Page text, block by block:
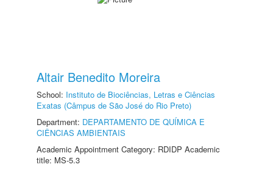
Altair Benedito Moreira
School: Instituto de Biociências, Letras e Ciências
Exatas (Câmpus de São José do Rio Preto)
Department: DEPARTAMENTO DE QUÍMICA E
CIÊNCIAS AMBIENTAIS
Academic Appointment Category: RDIDP Academic
title: MS-5.3